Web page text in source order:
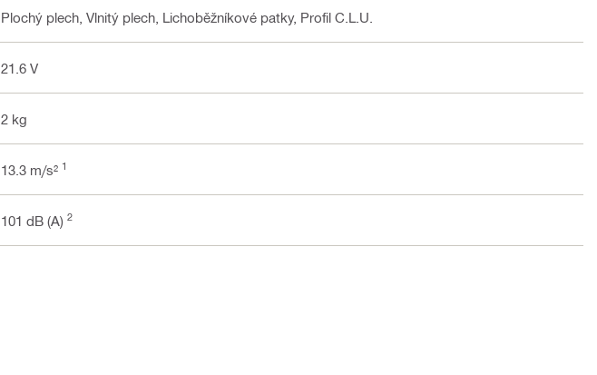
Plochý plech, Vlnitý plech, Lichoběžníkové patky, Profil C.L.U.
21.6 V
2 kg
13.3 m/s² 1
101 dB (A) 2